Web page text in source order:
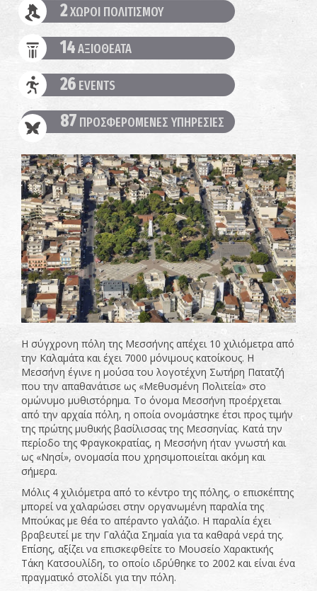
2ΧΩΡΟΙ ΠΟΛΙΤΙΣΜΟΥ
14ΑΞΙΟΘΕΑΤΑ
26 EVENTS
87 ΠΡΟΣΦΕΡΟΜΕΝΕΣ ΥΠΗΡΕΣΙΕΣ
Η σύγχρονη πόλη της Μεσσήνης απέχει 10 χιλιόμετρα από
την Καλαμάτα και έχει 7000 μόνιμους κατοίκους. Η
Μεσσήνη έγινε η μούσα του λογοτέχνη Σωτήρη Πατατζή
που την απαθανάτισε ως «Μεθυσμένη Πολιτεία» στο
ομώνυμο μυθιστόρημα. Το όνομα Μεσσήνη προέρχεται
από την αρχαία πόλη, η οποία ονομάστηκε έτσι προς τιμήν
της πρώτης μυθικής βασίλισσας της Μεσσηνίας. Κατά την
περίοδο της Φραγκοκρατίας, η Μεσσήνη ήταν γνωστή και
ως «Νησί», ονομασία που χρησιμοποιείται ακόμη και
σήμερα.
Μόλις 4 χιλιόμετρα από το κέντρο της πόλης, ο επισκέπτης
μπορεί να χαλαρώσει στην οργανωμένη παραλία της
Μπούκας με θέα το απέραντο γαλάζιο. Η παραλία έχει
βραβευτεί με την Γαλάζια Σημαία για τα καθαρά νερά της.
Επίσης, αξίζει να επισκεφθείτε το Μουσείο Χαρακτικής
Τάκη Κατσουλίδη, το οποίο ιδρύθηκε το 2002 και είναι ένα
πραγματικό στολίδι για την πόλη.